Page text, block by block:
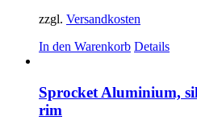
zzgl. Versandkosten
In den Warenkorb Details
Sprocket Aluminium,
rim